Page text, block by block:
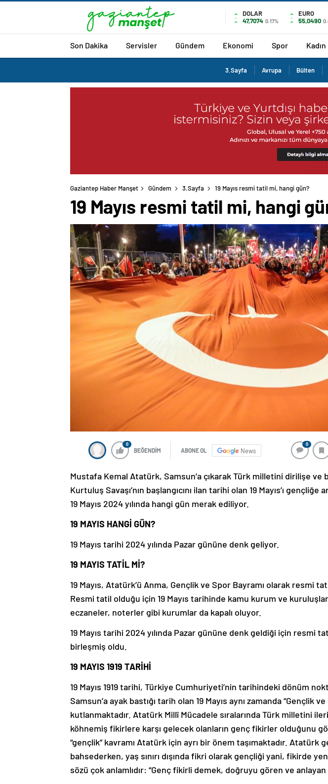
DOLAR
47,7074 0.17%
EURO
55,0490
Son Dakika Servisler Gündem Ekonomi Spor Kadın
3.Sayfa Avrupa Bülten
Gaziantep Haber Manşet Gündem 3.Sayfa 19 Mayıs resmi tatil mi, hangi gün?
19 Mayıs resmi tatil mi, hangi
0
BEĞENDİM ABONE OL News
0
Mustafa Kemal Atatürk, Samsun’a çıkarak Türk milletini dirilişe ve
Kurtuluş Savaşı’nın başlangıcını ilan tarihi olan 19 Mayıs’ı
19 Mayıs 2024 yılında hangi gün merak ediliyor.
19 MAYIS HANGİ GÜN?
19 Mayıs tarihi 2024 yılında Pazar gününe denk geliyor.
19 MAYIS TATİL Mİ?
19 Mayıs, Atatürk’ü Anma, Gençlik ve Spor Bayramı olarak resmi
Resmi tatil olduğu için 19 Mayıs tarihinde kamu kurum ve
eczaneler, noterler gibi kurumlar da kapalı oluyor.
19 Mayıs tarihi 2024 yılında Pazar gününe denk geldiği için resmi
birleşmiş oldu.
19 MAYIS 1919 TARİHİ
19 Mayıs 1919 tarihi, Türkiye Cumhuriyeti’nin tarihindeki dönüm
Samsun’a ayak bastığı tarih olan 19 Mayıs aynı zamanda “Gençlik
kutlanmaktadır. Atatürk Millî Mücadele sıralarında Türk milletini
köhnemiş fikirlere karşı gelecek olanların genç fikirler olduğunu
“gençlik” kavramı Atatürk için ayrı bir önem taşımaktadır. Atatürk
bahsederken, yaş sınırı dışında fikri olarak gençliği yani, fikirde
sözü çok anlamlıdır: “Genç fikirli demek, doğruyu gören ve